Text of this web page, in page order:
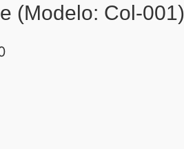
(Modelo: Col-001)